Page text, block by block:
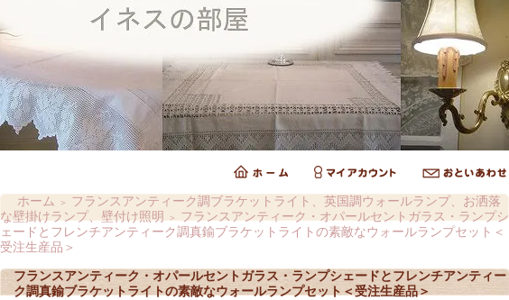
ホーム ＞
フランスアンティーク調ブラケットライト、英国調ウォールランプ、お洒落
な壁掛けランプ、壁付け照明
＞
フランスアンティーク・オパールセントガラス・ランプシ
ェードとフレンチアンティーク調真鍮ブラケットライトの素敵なウォールランプセット＜
受注生産品＞
フランスアンティーク・オパールセントガラス・ランプシェードとフレンチアンティー
ク調真鍮ブラケットライトの素敵なウォールランプセット＜受注生産品＞